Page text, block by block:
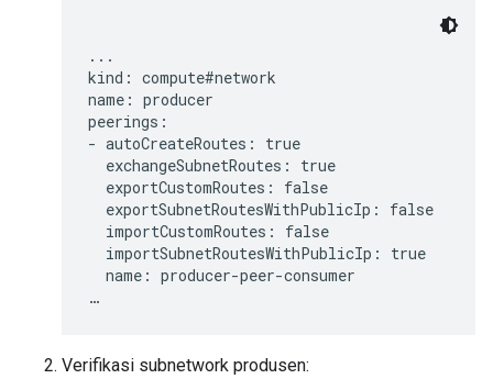
...
kind: compute#network
name: producer
peerings:
- autoCreateRoutes: true
  exchangeSubnetRoutes: true
  exportCustomRoutes: false
  exportSubnetRoutesWithPublicIp: false
  importCustomRoutes: false
  importSubnetRoutesWithPublicIp: true
  name: producer-peer-consumer
Verifikasi subnetwork produsen: